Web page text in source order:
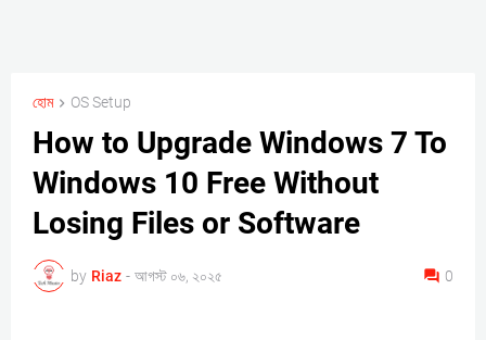
হোম OS Setup
How to Upgrade Windows 7 To
Windows 10 Free Without
Losing Files or Software
by Riaz - আগস্ট ০৬, ২০২৫ 0